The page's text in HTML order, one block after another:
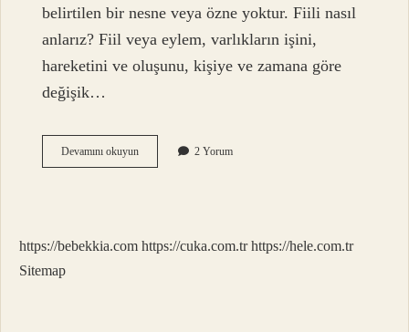
belirtilen bir nesne veya özne yoktur. Fiili nasıl
anlarız? Fiil veya eylem, varlıkların işini,
hareketini ve oluşunu, kişiye ve zamana göre
değişik…
Devamını okuyunOluş
Fiili
2 Yorum
https://bebekkia.com https://cuka.com.tr https://hele.com.tr
Sitemap